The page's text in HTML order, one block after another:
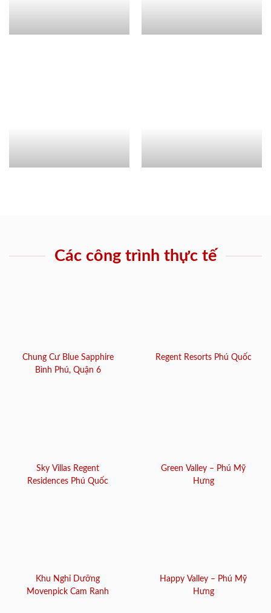
Các công trình thực tế
Chung Cư Blue Sapphire
Bình Phú, Quận 6
Regent Resorts Phú Quốc
Sky Villas Regent
Residences Phú Quốc
Green Valley – Phú Mỹ
Hưng
Khu Nghỉ Dưỡng
Movenpick Cam Ranh
Happy Valley – Phú Mỹ
Hưng